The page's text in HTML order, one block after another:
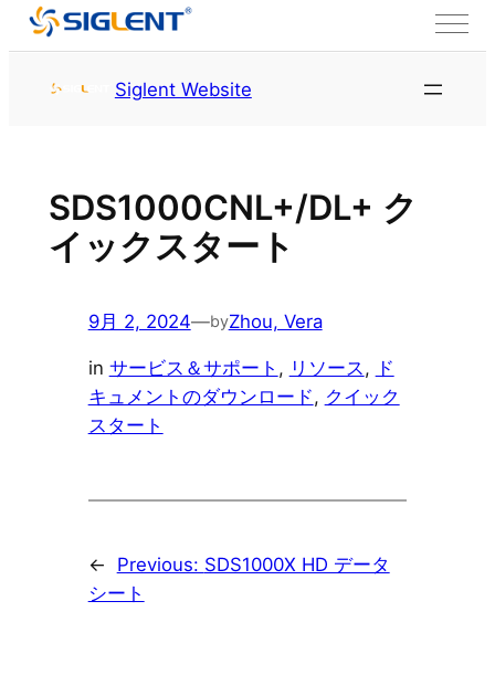
トップページ
Siglent Website
SDS1000CNL+/DL+ ク
イックスタート
9月 2, 2024—byZhou, Vera
in サービス＆サポート , リソース, ド
キュメントのダウンロード, クイック
スタート
← Previous: SDS1000X HD データ
シート